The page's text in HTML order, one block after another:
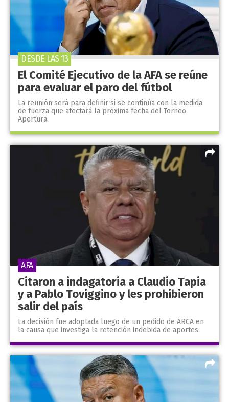
El Comité Ejecutivo de la AFA se reúne
para evaluar el paro del fútbol
La reunión será para definir si se continúa con la medida
de fuerza que afectará la próxima fecha del Torneo
Apertura.
DESDE LAS 13
Citaron a indagatoria a Claudio Tapia
y a Pablo Toviggino y les prohibieron
salir del país
La decisión fue adoptada luego de un pedido de ARCA en
la causa que investiga la retención indebida de aportes.
AFA